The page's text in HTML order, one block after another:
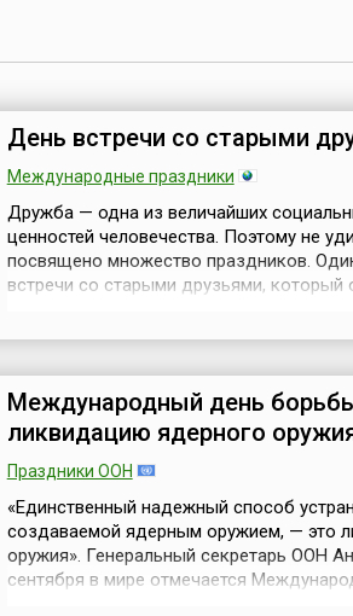
День встречи со старыми
Международные праздники
Дружба — одна из величайших
ценностей человечества. Поэтому не
посвящено множество праздников.
встречи со старыми друзьями, который
повод, чтобы вспомнить о...
Международный день
ликвидацию ядерного
Праздники ООН
«Единственный надежный способ
создаваемой ядерным оружием, — это
оружия». Генеральный секретарь ООН
сентября в мире отмечается